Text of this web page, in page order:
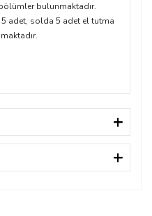
bulunmaktadır.
adet, solda 5 adet el tutma
siz yapın!